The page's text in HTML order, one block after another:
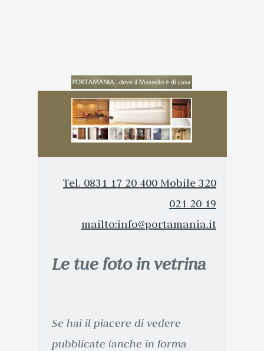
Tel. 0831 17 20 400 Mobile 320
021 20 19
mailto:info@portamania.it
Le tue foto in vetrina
Se hai il piacere di vedere
pubblicate (anche in forma